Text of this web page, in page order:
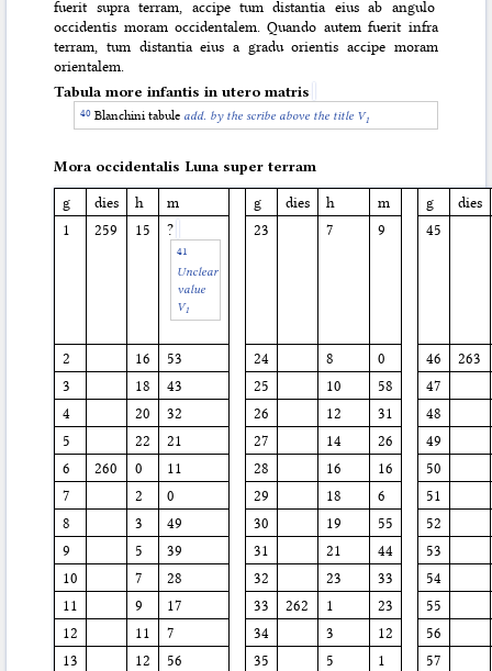
fuerit supra terram, accipe tum distantia eius ab angulo
occidentis moram occidentalem. Quando autem fuerit infra
terram, tum distantia eius a gradu orientis accipe moram
orientalem.
Tabula more infantis in utero matris
Blanchini tabule add. by the scribe above the title V1
Mora occidentalis Luna super terram
g dies h m g dies h m g
dies
1
259 15 ?
Unclear
value
V1
23 7 9 45
2 16 53 24 8 0 46
263
3
18 43 25 10 58
47
4
20 32 26 12 31
48
5
22 21 27 14 26
49
6
260 0 11 28 16 16
50
7
2 0 29 18 6
51
8
3 49 30 19 55
52
9
5 39 31 21 44
53
10
7 28 32 23 33
54
11
9 17 33 262 1 23
55
12
11 7 34 3 12
56
13
12 56 35 5 1
57